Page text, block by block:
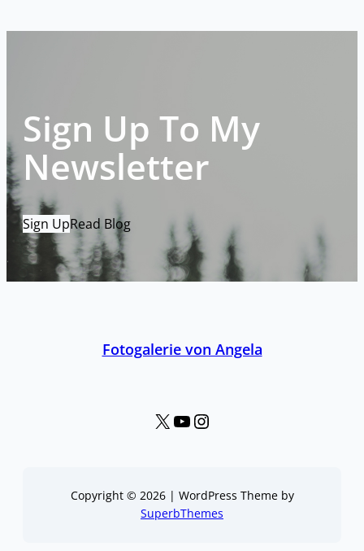
Sign Up To My
Newsletter
Sign UpRead Blog
Fotogalerie von Angela
X YouTube Instagram
Copyright © 2026 | WordPress Theme by
SuperbThemes